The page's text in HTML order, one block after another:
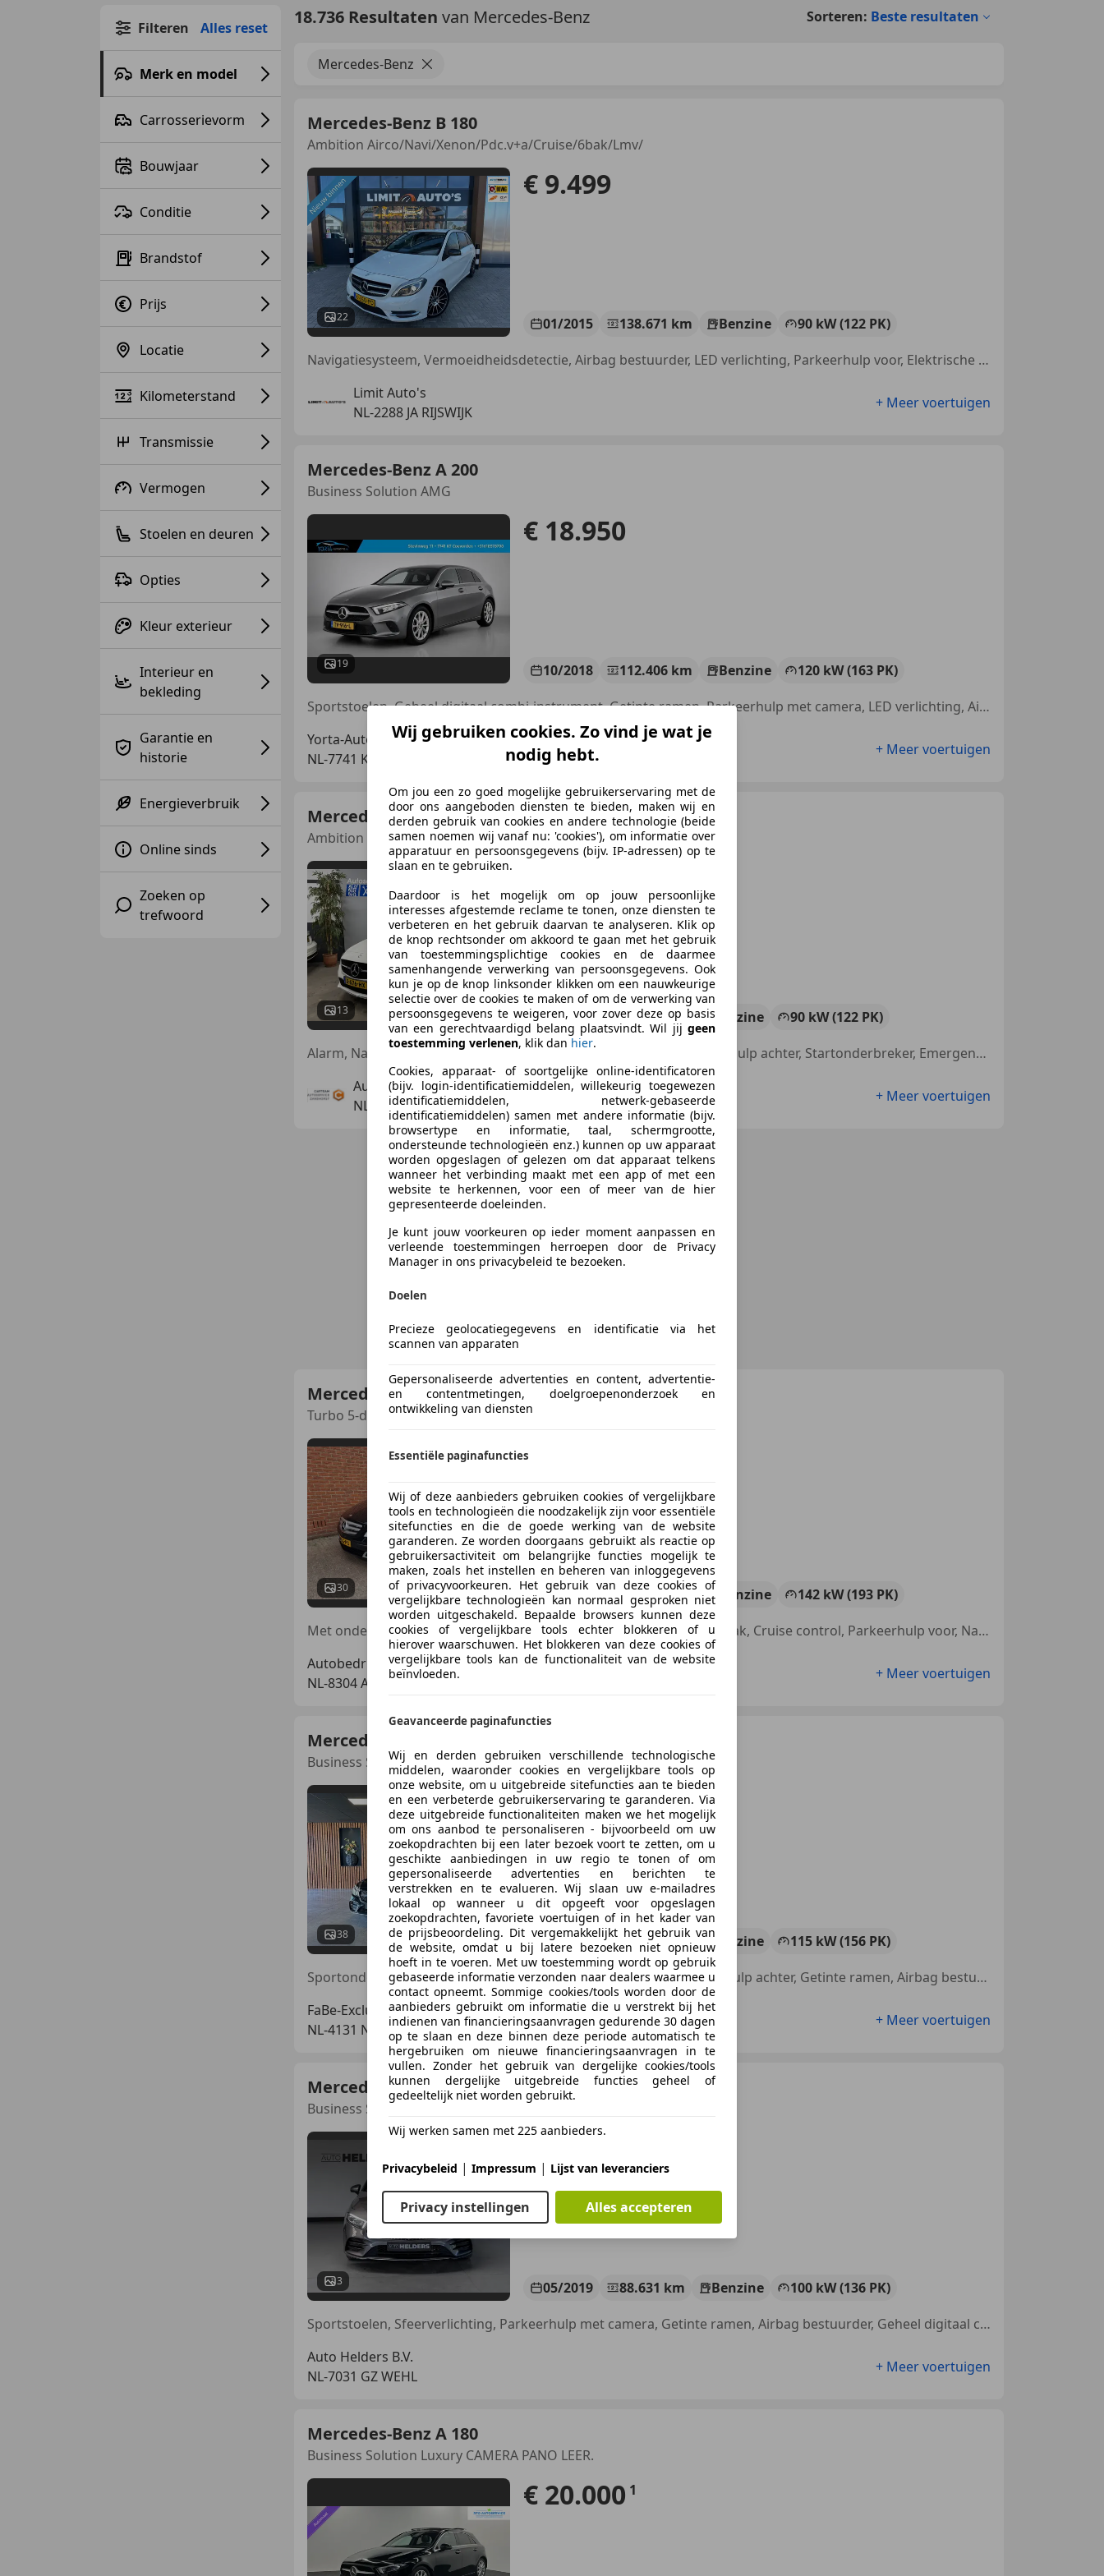
Filteren Alles reset
Merk en model
Carrosserievorm
Bouwjaar
Conditie
Brandstof
Prijs
Locatie
Kilometerstand
Transmissie
Vermogen
Stoelen en deuren
Opties
Kleur exterieur
Interieur en
bekleding
Garantie en
historie
Energieverbruik
Online sinds
Zoeken op
trefwoord
18.736 Resultaten van Mercedes-Benz Sorteren: Beste resultaten
Mercedes-Benz
Mercedes-Benz B 180
Ambition Airco/Navi/Xenon/Pdc.v+a/Cruise/6bak/Lmv/
22
€ 9.499
01/2015 138.671 km Benzine
90 kW (122 PK)
Navigatiesysteem, Vermoeidheidsdetectie, Airbag bestuurder, LED verlichting, Parkeerhulp voor, Elektrische ramen, Multifunctioneel stuurwiel, Emergency Brake Assist
Limit Auto's
NL-2288 JA RIJSWIJK
+ Meer voertuigen
Mercedes-Benz A 200
Business Solution AMG
19
€ 18.950
10/2018 112.406 km Benzine
120 kW (163 PK)
Sportstoelen, Geheel digitaal combi-instrument, Getinte ramen, Parkeerhulp met camera, LED verlichting, Airbag bestuurder, Apple CarPlay, Alarm
Yorta-Automotive
NL-7741 KS COEVORDEN
+ Meer voertuigen
Mercedes-Benz A 180
Ambition // 17 inch // Stoelverw. // Navi
13 04/2016 94.135 km Benzine
90 kW (122 PK)
Alarm, Navigatiesysteem, Parkeerhulp voor, LED verlichting, Parkeerhulp achter, Startonderbreker, Emergency Brake Assist, Vermoeidheidsdetectie
Auto Service Zandhorst B.V.
NL-1704 RX HEERHUGOWAARD
+ Meer voertuigen
Mercedes-Benz B 200
Turbo 5-deurs automaat Bj:2006 NAP!
30
€ 3.999
01/2006 189.338 km Benzine
142 kW (193 PK)
Met onderhoudshistorie, Panorama dak, Parkeerhulp achter, Trekhaak, Cruise control, Parkeerhulp voor, Navigatiesysteem, CD
Autobedrijf Duran
NL-8304 AW EMMELOORD
+ Meer voertuigen
Mercedes-Benz C 180
Business Solution AMG / Virtual / Carplay / Stoelv
38
€ 25.950
11/2020 88.428 km Benzine
115 kW (156 PK)
Sportonderstel, Sfeerverlichting, Parkeerhulp met camera, Parkeerhulp achter, Getinte ramen, Airbag bestuurder, Verkeersbordherkenning, Elektrische stoelverstelling
FaBe-Exclusive
NL-4131 NN VIANEN
+ Meer voertuigen
Mercedes-Benz A 180
Business Solution AMG
3 05/2019 88.631 km Benzine
100 kW (136 PK)
Sportstoelen, Sfeerverlichting, Parkeerhulp met camera, Getinte ramen, Airbag bestuurder, Geheel digitaal combi-instrument, Alarm, Stoelverwarming
Auto Helders B.V.
NL-7031 GZ WEHL
+ Meer voertuigen
Mercedes-Benz A 180
Business Solution Luxury CAMERA PANO LEER.
€ 20.000 1
Wij gebruiken cookies. Zo vind je wat je
nodig hebt.
Om jou een zo goed mogelijke gebruikerservaring met de
door ons aangeboden diensten te bieden, maken wij en
derden gebruik van cookies en andere technologie (beide
samen noemen wij vanaf nu: 'cookies'), om informatie over
apparatuur en persoonsgegevens (bijv. IP-adressen) op te
slaan en te gebruiken.
Daardoor is het mogelijk om op jouw persoonlijke
interesses afgestemde reclame te tonen, onze diensten te
verbeteren en het gebruik daarvan te analyseren. Klik op
de knop rechtsonder om akkoord te gaan met het gebruik
van toestemmingsplichtige cookies en de daarmee
samenhangende verwerking van persoonsgegevens. Ook
kun je op de knop linksonder klikken om een nauwkeurige
selectie over de cookies te maken of om de verwerking van
persoonsgegevens te weigeren, voor zover deze op basis
van een gerechtvaardigd belang plaatsvindt. Wil jij geen
toestemming verlenen, klik dan hier.
Cookies, apparaat- of soortgelijke online-identificatoren
(bijv. login-identificatiemiddelen, willekeurig toegewezen
identificatiemiddelen, netwerk-gebaseerde
identificatiemiddelen) samen met andere informatie (bijv.
browsertype en informatie, taal, schermgrootte,
ondersteunde technologieën enz.) kunnen op uw apparaat
worden opgeslagen of gelezen om dat apparaat telkens
wanneer het verbinding maakt met een app of met een
website te herkennen, voor een of meer van de hier
gepresenteerde doeleinden.
Je kunt jouw voorkeuren op ieder moment aanpassen en
verleende toestemmingen herroepen door de Privacy
Manager in ons privacybeleid te bezoeken.
Doelen
Precieze geolocatiegegevens en identificatie via het
scannen van apparaten
Gepersonaliseerde advertenties en content, advertentie-
en contentmetingen, doelgroepenonderzoek en
ontwikkeling van diensten
Essentiële paginafuncties
Wij of deze aanbieders gebruiken cookies of vergelijkbare
tools en technologieën die noodzakelijk zijn voor essentiële
sitefuncties en die de goede werking van de website
garanderen. Ze worden doorgaans gebruikt als reactie op
gebruikersactiviteit om belangrijke functies mogelijk te
maken, zoals het instellen en beheren van inloggegevens
of privacyvoorkeuren. Het gebruik van deze cookies of
vergelijkbare technologieën kan normaal gesproken niet
worden uitgeschakeld. Bepaalde browsers kunnen deze
cookies of vergelijkbare tools echter blokkeren of u
hierover waarschuwen. Het blokkeren van deze cookies of
vergelijkbare tools kan de functionaliteit van de website
beïnvloeden.
Geavanceerde paginafuncties
Wij en derden gebruiken verschillende technologische
middelen, waaronder cookies en vergelijkbare tools op
onze website, om u uitgebreide sitefuncties aan te bieden
en een verbeterde gebruikerservaring te garanderen. Via
deze uitgebreide functionaliteiten maken we het mogelijk
om ons aanbod te personaliseren - bijvoorbeeld om uw
zoekopdrachten bij een later bezoek voort te zetten, om u
geschikte aanbiedingen in uw regio te tonen of om
gepersonaliseerde advertenties en berichten te
verstrekken en te evalueren. Wij slaan uw e-mailadres
lokaal op wanneer u dit opgeeft voor opgeslagen
zoekopdrachten, favoriete voertuigen of in het kader van
de prijsbeoordeling. Dit vergemakkelijkt het gebruik van
de website, omdat u bij latere bezoeken niet opnieuw
hoeft in te voeren. Met uw toestemming wordt op gebruik
gebaseerde informatie verzonden naar dealers waarmee u
contact opneemt. Sommige cookies/tools worden door de
aanbieders gebruikt om informatie die u verstrekt bij het
indienen van financieringsaanvragen gedurende 30 dagen
op te slaan en deze binnen deze periode automatisch te
hergebruiken om nieuwe financieringsaanvragen in te
vullen. Zonder het gebruik van dergelijke cookies/tools
kunnen dergelijke uitgebreide functies geheel of
gedeeltelijk niet worden gebruikt.
Wij werken samen met 225 aanbieders.
Privacybeleid | Impressum | Lijst van leveranciers
Privacy instellingen Alles accepteren